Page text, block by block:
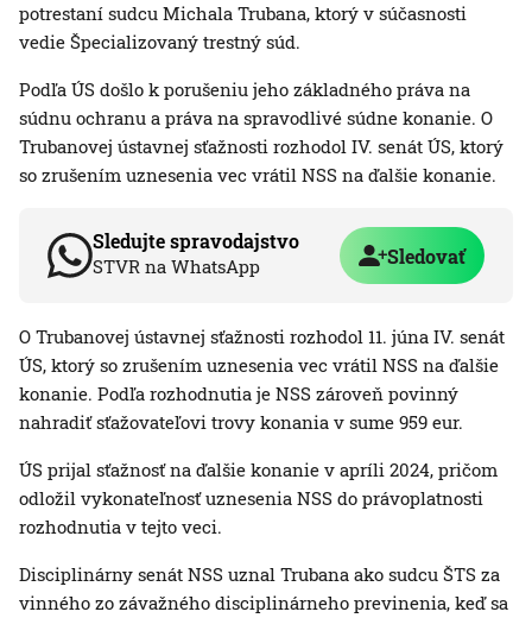
potrestaní sudcu Michala Trubana, ktorý v súčasnosti
vedie Špecializovaný trestný súd.
Podľa ÚS došlo k porušeniu jeho základného práva na
súdnu ochranu a práva na spravodlivé súdne konanie. O
Trubanovej ústavnej sťažnosti rozhodol IV. senát ÚS, ktorý
so zrušením uznesenia vec vrátil NSS na ďalšie konanie.
Sledujte spravodajstvo
STVR na WhatsApp Sledovať
O Trubanovej ústavnej sťažnosti rozhodol 11. júna IV. senát
ÚS, ktorý so zrušením uznesenia vec vrátil NSS na ďalšie
konanie. Podľa rozhodnutia je NSS zároveň povinný
nahradiť sťažovateľovi trovy konania v sume 959 eur.
ÚS prijal sťažnosť na ďalšie konanie v apríli 2024, pričom
odložil vykonateľnosť uznesenia NSS do právoplatnosti
rozhodnutia v tejto veci.
Disciplinárny senát NSS uznal Trubana ako sudcu ŠTS za
vinného zo závažného disciplinárneho previnenia, keď sa